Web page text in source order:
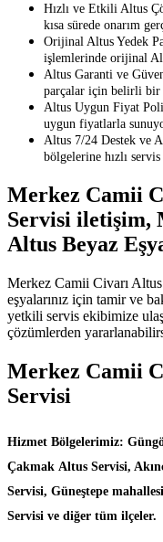
Hızlı ve Etkili Altus
kısa sürede onarım
Orijinal Altus Yedek
işlemlerinde orijinal
Altus Garanti ve
parçalar için belirli bir
Altus Uygun Fiyat
uygun fiyatlarla
Altus 7/24 Destek ve
bölgelerine hızlı servis
Merkez Camii
Servisi iletişim,
Altus Beyaz
Merkez Camii Civarı
eşyalarınız için tamir ve
yetkili servis ekibimize
çözümlerden
Merkez Camii
Servisi
Hizmet Bölgelerimiz:
Çakmak Altus Servisi,
Servisi, Güneştepe
Servisi ve diğer tüm ilçeler.